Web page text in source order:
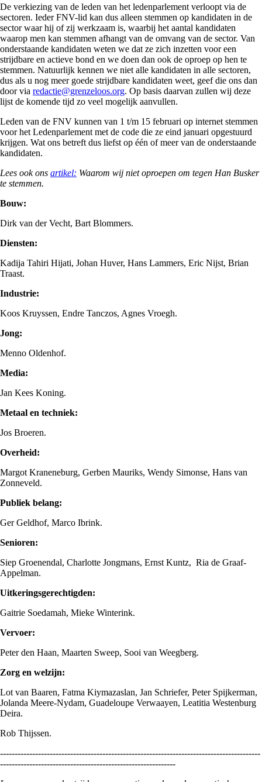
De verkiezing van de leden van het ledenparlement verloopt via de
sectoren. Ieder FNV-lid kan dus alleen stemmen op kandidaten in de
sector waar hij of zij werkzaam is, waarbij het aantal kandidaten
waarop men kan stemmen afhangt van de omvang van de sector. Van
onderstaande kandidaten weten we dat ze zich inzetten voor een
strijdbare en actieve bond en we doen dan ook de oproep op hen te
stemmen. Natuurlijk kennen we niet alle kandidaten in alle sectoren,
dus als u nog meer goede strijdbare kandidaten weet, geef die ons dan
door via redactie@grenzeloos.org. Op basis daarvan zullen wij deze
lijst de komende tijd zo veel mogelijk aanvullen.
Leden van de FNV kunnen van 1 t/m 15 februari op internet stemmen
voor het Ledenparlement met de code die ze eind januari opgestuurd
krijgen. Wat ons betreft dus liefst op één of meer van de onderstaande
kandidaten.
Lees ook ons artikel: Waarom wij niet oproepen om tegen Han Busker
te stemmen.
Bouw:
Dirk van der Vecht, Bart Blommers.
Diensten:
Kadija Tahiri Hijati, Johan Huver, Hans Lammers, Eric Nijst, Brian
Traast.
Industrie:
Koos Kruyssen, Endre Tanczos, Agnes Vroegh.
Jong:
Menno Oldenhof.
Media:
Jan Kees Koning.
Metaal en techniek:
Jos Broeren.
Overheid:
Margot Kraneneburg, Gerben Mauriks, Wendy Simonse, Hans van
Zonneveld.
Publiek belang:
Ger Geldhof, Marco Ibrink.
Senioren:
Siep Groenendal, Charlotte Jongmans, Ernst Kuntz, Ria de Graaf-
Appelman.
Uitkeringsgerechtigden:
Gaitrie Soedamah, Mieke Winterink.
Vervoer:
Peter den Haan, Maarten Sweep, Sooi van Weegberg.
Zorg en welzijn:
Lot van Baaren, Fatma Kiymazaslan, Jan Schriefer, Peter Spijkerman,
Jolanda Meere-Nydam, Guadeloupe Verwaayen, Leatitia Westenburg
Deira.
Rob Thijssen.
-----------------------------------------------------------------------------------------
------------------------------------------------------------